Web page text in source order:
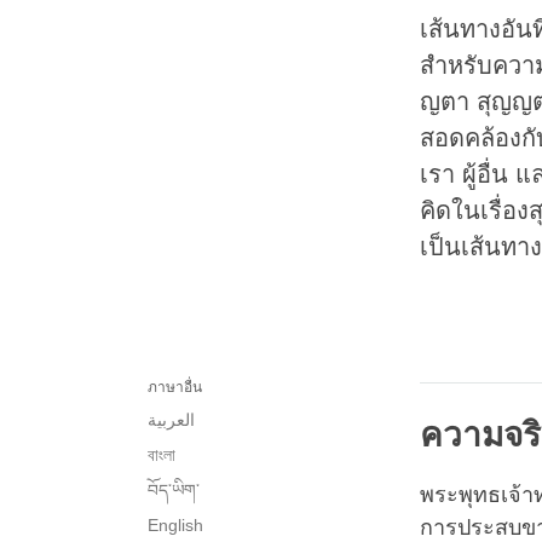
เส้นทางอั
สำหรับคว
ญตา สุญญต
สอดคล้องกั
เรา ผู้อื่น
คิดในเรื่อ
เป็นเส้นทา
ภาษาอื่น
العربية
বাংলা
བོད་ཡིག་
English
ความจ
พระพุทธเจ้
การประสบ